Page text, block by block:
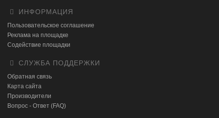
ИНФОРМАЦИЯ
Пользовательское соглашение
Реклама на площадке
Содействие площадки
СЛУЖБА ПОДДЕРЖКИ
Обратная связь
Карта сайта
Производители
Вопрос - Ответ (FAQ)